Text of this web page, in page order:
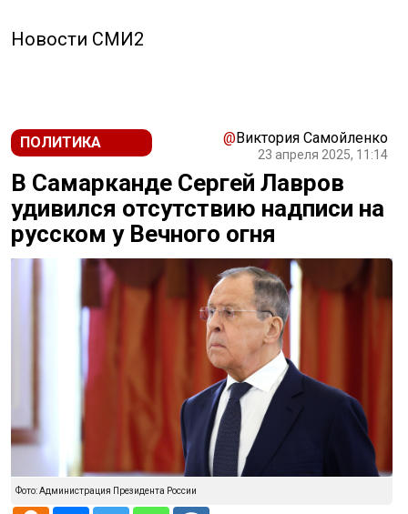
Новости СМИ2
ПОЛИТИКА @Виктория Самойленко
23 апреля 2025, 11:14
В Самарканде Сергей Лавров
удивился отсутствию надписи на
русском у Вечного огня
Фото: Администрация Президента России